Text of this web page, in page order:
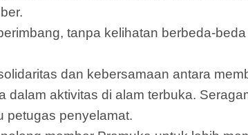
tanpa kelihatan berbeda-
dan kebersamaan antara
aktivitas di alam terbuka.
petugas penyelamat.